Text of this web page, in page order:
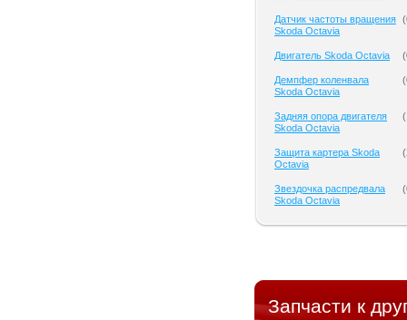
Датчик частоты вращения
Skoda Octavia
(
Двигатель Skoda Octavia (
Демпфер коленвала
Skoda Octavia
(
Задняя опора двигателя
Skoda Octavia
(
Защита картера Skoda
Octavia
(
Звездочка распредвала
Skoda Octavia
(
Запчасти к